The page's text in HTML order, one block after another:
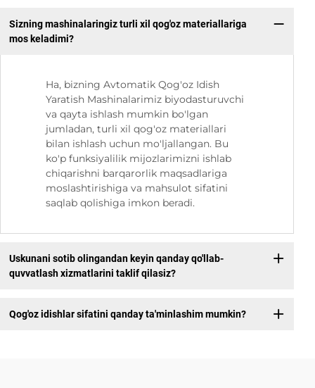
Sizning mashinalaringiz turli xil qog'oz materiallariga
mos keladimi?
Ha, bizning Avtomatik Qog'oz Idish
Yaratish Mashinalarimiz biyodasturuvchi
va qayta ishlash mumkin bo'lgan
jumladan, turli xil qog'oz materiallari
bilan ishlash uchun mo'ljallangan. Bu
ko'p funksiyalilik mijozlarimizni ishlab
chiqarishni barqarorlik maqsadlariga
moslashtirishiga va mahsulot sifatini
saqlab qolishiga imkon beradi.
Uskunani sotib olingandan keyin qanday qo'llab-
quvvatlash xizmatlarini taklif qilasiz?
Qog'oz idishlar sifatini qanday ta'minlashim mumkin?